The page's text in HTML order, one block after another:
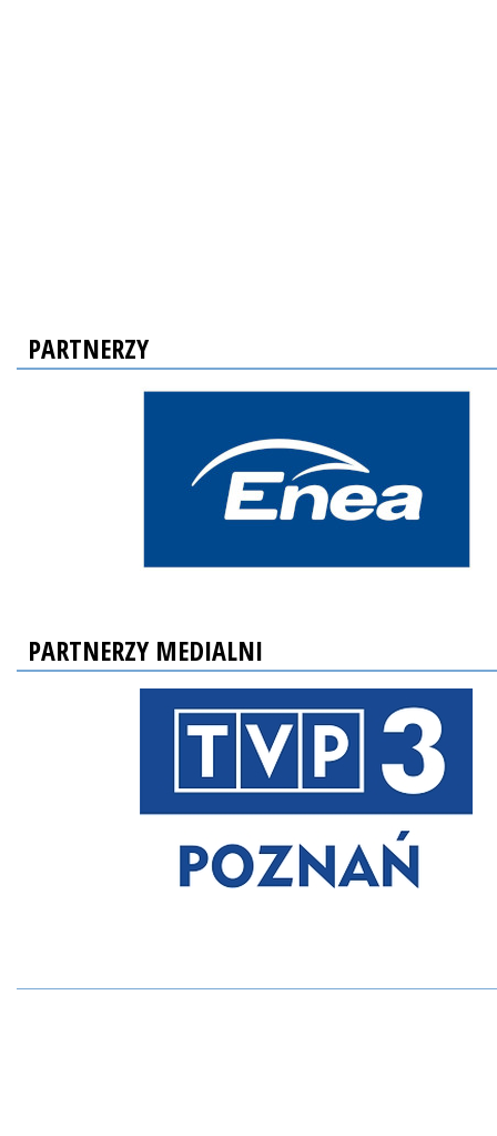
PARTNERZY
PARTNERZY MEDIALNI